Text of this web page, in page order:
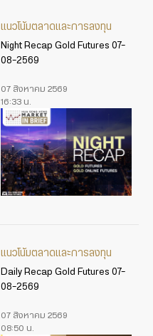
แนวโน้มตลาดและการลงทุน
Night Recap Gold Futures 07-
08-2569
07 สิงหาคม 2569
16:33 น.
แนวโน้มตลาดและการลงทุน
Daily Recap Gold Futures 07-
08-2569
07 สิงหาคม 2569
08:50 น.